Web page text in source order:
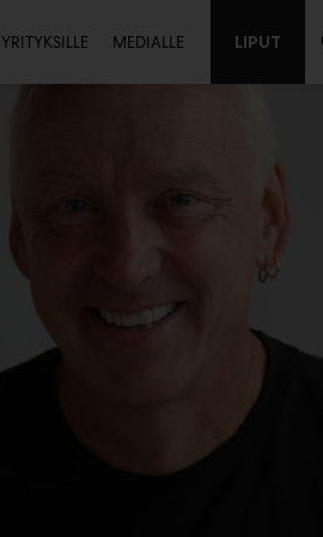
Toissijainen
YRITYKSILLE MEDIALLE LIPUT